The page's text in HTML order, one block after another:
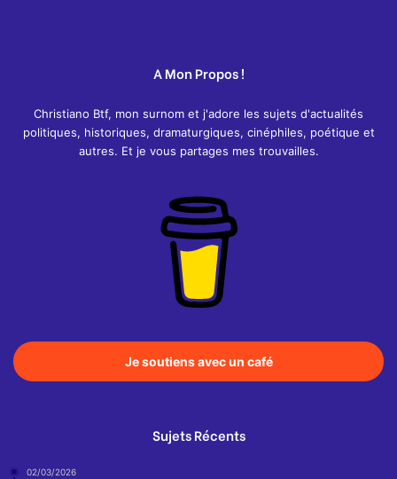
A Mon Propos !
Christiano Btf, mon surnom et j'adore les sujets d'actualités
politiques, historiques, dramaturgiques, cinéphiles, poétique et
autres. Et je vous partages mes trouvailles.
Je soutiens avec un café
Sujets Récents
02/03/2026